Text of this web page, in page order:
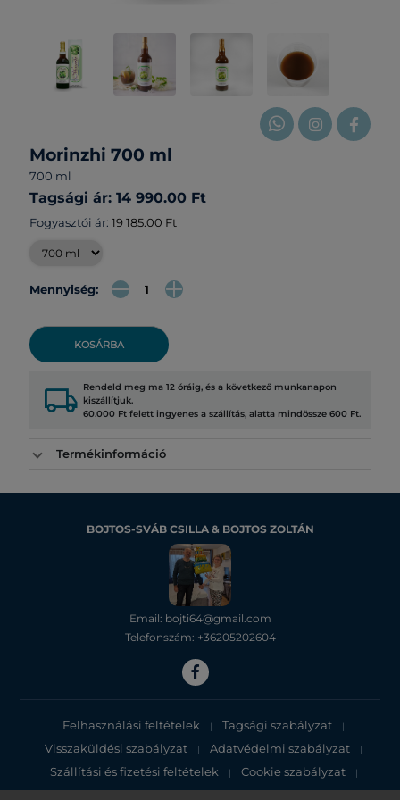
Morinzhi 700 ml
700 ml
Tagsági ár: 14 990.00 Ft
Fogyasztói ár: 19 185.00 Ft
Mennyiség:
KOSÁRBA
local_shipping Rendeld meg ma 12 óráig, és a következő munkanapon
kiszállítjuk.
60.000 Ft felett ingyenes a szállítás, alatta mindössze 600 Ft.
Termékinformáció
BOJTOS-SVÁB CSILLA & BOJTOS ZOLTÁN
Email: bojti64@gmail.com
Telefonszám: +36205202604
Felhasználási feltételek | Tagsági szabályzat |
Visszaküldési szabályzat | Adatvédelmi szabályzat |
Szállítási és fizetési feltételek | Cookie szabályzat |
Adatvédelmi tájékoztató